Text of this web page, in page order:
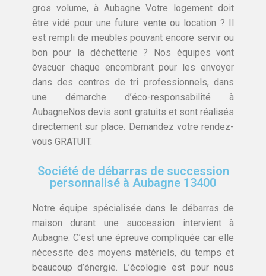
gros volume, à Aubagne Votre logement doit
être vidé pour une future vente ou location ? Il
est rempli de meubles pouvant encore servir ou
bon pour la déchetterie ? Nos équipes vont
évacuer chaque encombrant pour les envoyer
dans des centres de tri professionnels, dans
une démarche d’éco-responsabilité à
AubagneNos devis sont gratuits et sont réalisés
directement sur place. Demandez votre rendez-
vous GRATUIT.
Société de débarras de succession
personnalisé à Aubagne 13400
Notre équipe spécialisée dans le débarras de
maison durant une succession intervient à
Aubagne. C’est une épreuve compliquée car elle
nécessite des moyens matériels, du temps et
beaucoup d’énergie. L’écologie est pour nous